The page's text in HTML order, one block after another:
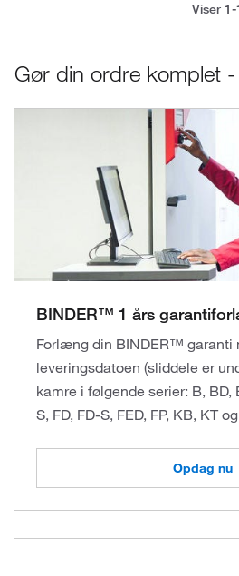
Viser
Gør din ordre komplet
BINDER™ 1 års
Forlæng din BINDER™ garanti
leveringsdatoen (sliddele er
kamre i følgende serier: B, BD,
S, FD, FD-S, FED, FP, KB, KT
Opdag nu